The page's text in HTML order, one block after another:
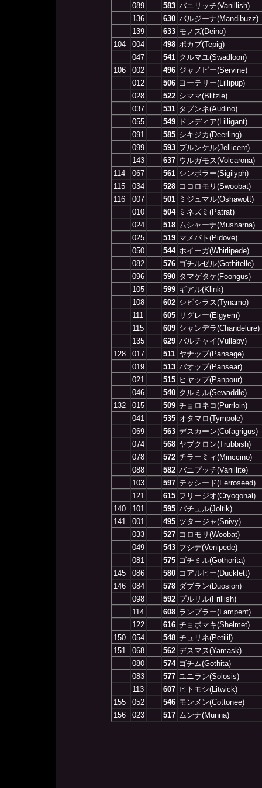
089 583 バニリッチ(Vanillish)
136
630 バルジーナ(Mandibuzz)
139
633 モノズ(Deino)
104
004 498 ポカブ(Tepig)
047
541 クルマユ(Swadloon)
106
002 496 ジャノビー(Servine)
012
506 ヨーテリー(Lillipup)
028
522 シママ(Blitzle)
037
531 タブンネ(Audino)
055
549
ドレディア(Lilligant)
091
585 シキジカ(Deerling)
099
593 ブルンケル(Jellicent)
143
637 ウルガモス(Volcarona)
114
067 561 シンボラー(Sigilyph)
115
034 528 ココロモリ(Swoobat)
116
007 501 ミジュマル(Oshawott)
010
504 ミネズミ(Patrat)
024
518 ムシャーナ(Musharna)
025
519 マメパト(Pidove)
050
544 ホイーガ(Whirlipede)
082
576 ゴチルゼル(Gothitelle)
096
590 タマゲタケ(Foongus)
105
599 ギアル(Klink)
108
602 シビシラス(Tynamo)
111
605 リグレー(Elgyem)
115
609 シャンデラ(Chandelure)
135
629 バルチャイ(Vullaby)
128
017 511 ヤナップ(Pansage)
019
513 バオップ(Pansear)
021
515 ヒヤップ(Panpour)
046
540 クルミル(Sewaddle)
132
015 509 チョロネコ(Purrloin)
041
535 オタマロ(Tympole)
069
563 デスカーン(Cofagrigus)
074
568 ヤブクロン(Trubbish)
078
572 チラーミィ(Minccino)
088
582 バニプッチ(Vanillite)
103
597 テッシード(Ferroseed)
121
615 フリージオ(Cryogonal)
140
101 595 バチュル(Joltik)
141
001 495 ツタージャ(Snivy)
033
527 コロモリ(Woobat)
049
543 フシデ(Venipede)
081
575 ゴチミル(Gothorita)
145
086 580 コアルヒー(Ducklett)
146
084 578 ダブラン(Duosion)
098
592 プルリル(Frillish)
114
608 ランプラー(Lampent)
122
616 チョボマキ(Shelmet)
150
054 548 チュリネ(Petilil)
151
068 562 デスマス(Yamask)
080
574 ゴチム(Gothita)
083
577 ユニラン(Solosis)
113
607 ヒトモシ(Litwick)
155
052 546 モンメン(Cottonee)
156
023 517 ムンナ(Munna)